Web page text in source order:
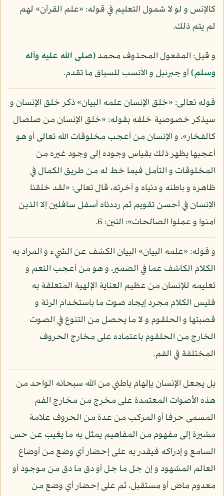
كالإنس و لو لا شمول التعليم في قوله: «علم القرآن» لهم
لم يتم ذلك.
و قيل: المفعول المحذوف محمد(صلى الله عليه وآله
وسلم)أو جبرئيل و الأنسب للسياق ما تقدم.
قوله تعالى: «خلق الإنسان علمه البيان» ذكر خلق الإنسان و
سيذكر خصوصية خلقه بقوله: «خلق الإنسان من صلصال
كالفخار»، و الإنسان من أعجب مخلوقات الله تعالى أو هو
أعجبها يظهر ذلك بقياس وجوده إلى وجود غيره من
المخلوقات و التأمل فيما خط له من طريق الكمال في
ظاهره و باطنه و دنياه و آخرته، قال تعالى: «لقد خلقنا
الإنسان في أحسن تقويم ثم رددناه أسفل سافلين إلا الذين
آمنوا و عملوا الصالحات»: التين: 6.
و قوله: «علمه البيان» البيان الكشف عن الشيء و المراد به
الكلام الكاشف عما في الضمير، و هو من أعجب النعم و
تعليمه للإنسان من عظيم العناية الإلهية المتعلقة به
فليس الكلام مجرد إيجاد صوت ما باستخدام الرئة و
قصبتها و الحلقوم و لا ما يحصل من التنوع في الصوت
الخارج من الحلقوم باعتماده على مخارج الحروف
المختلفة في الفم.
بل يجعل الإنسان بإلهام باطني من الله سبحانه الواحد من
هذه الأصوات المعتمدة على مخرج من مخارج الفم
المسمى حرفا أو المركب من عدة من الحروف علامة
مشيرة إلى مفهوم من المفاهيم يمثل به ما يغيب عن حس
السامع و إدراكه فيقدر به على إحضار أي وضع من أوضاع
العالم المشهود و إن جل ما جل أو دق ما دق من موجود أو
معدوم ماض أو مستقبل، ثم على إحضار أي وضع من